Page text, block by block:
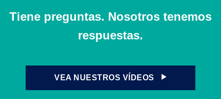
Tiene preguntas. Nosotros tenemos
respuestas.
VEA NUESTROS VÍDEOS